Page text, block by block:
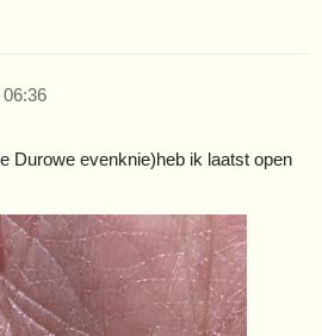
Durowe evenknie)heb ik laatst open